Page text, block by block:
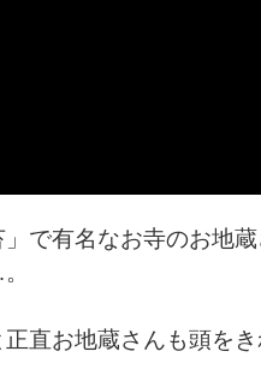
で有名なお寺のお地
直お地蔵さんも頭を